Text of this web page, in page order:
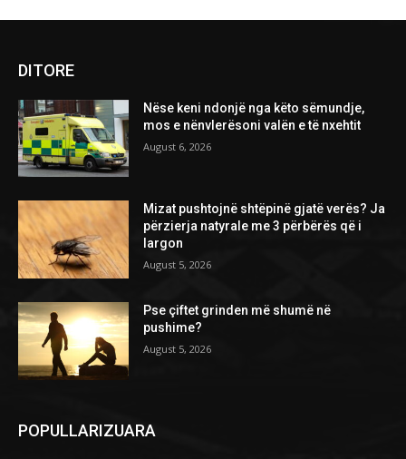
DITORE
Nëse keni ndonjë nga këto sëmundje,
mos e nënvlerësoni valën e të nxehtit
August 6, 2026
Mizat pushtojnë shtëpinë gjatë verës? Ja
përzierja natyrale me 3 përbërës që i
largon
August 5, 2026
Pse çiftet grinden më shumë në
pushime?
August 5, 2026
POPULLARIZUARA